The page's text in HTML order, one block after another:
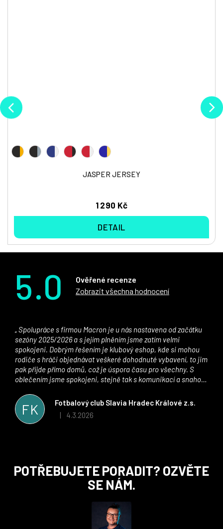
JASPER JERSEY
1 290 Kč
DETAIL
5.0
Ověřené recenze
Zobrazit všechna hodnocení
FK
Fotbalový club Slavia Hradec Králové z.s.
Hodnocení obchodu je 5 z 5 hvězdiček.
| 4.3.2026
sezóny 2025/2026 a s jejím plněním jsme zatím velmi
spokojeni. Dobrým řešením je klubový eshop, kde si mohou
rodiče s hráči objednávat veškeré dohodnuté vybavení, to jim
pak přijde přímo domů, což je úspora času pro všechny. S
oblečením jsme spokojeni, stejně tak s komunikací a snahou
stran. Věříme, že v tomto duchu bude spolupráce pokračovat
i nadále, nyní už začínáme řešit i první sady dresů ;)
POTŘEBUJETE PORADIT? OZVĚTE
SE NÁM.